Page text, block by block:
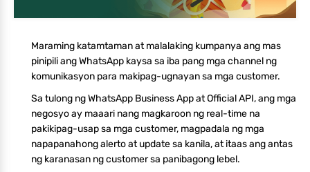
Maraming katamtaman at malalaking kumpanya ang mas
pinipili ang WhatsApp kaysa sa iba pang mga channel ng
komunikasyon para makipag-ugnayan sa mga customer.
Sa tulong ng WhatsApp Business App at Official API, ang mga
negosyo ay maaari nang magkaroon ng real-time na
pakikipag-usap sa mga customer, magpadala ng mga
napapanahong alerto at update sa kanila, at itaas ang antas
ng karanasan ng customer sa panibagong lebel.